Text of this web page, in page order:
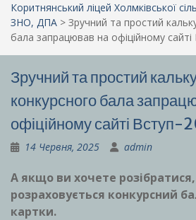
Коритнянський ліцей Холмківської
ЗНО, ДПА > Зручний та простий
бала запрацював на офіційному
Зручний та простий
конкурсного бала
офіційному сайті Вступ-
14 Червня, 2025 admin
А якщо ви хочете
розраховується конкурсний
картки.